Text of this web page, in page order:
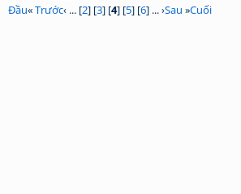
Đầu«Trước‹ ... [2] [3] [4] [5] [6] ... ›Sau »Cuối